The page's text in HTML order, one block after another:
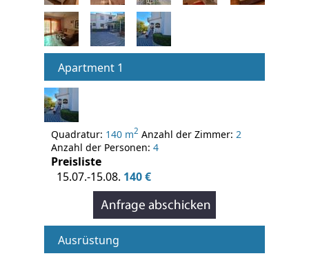
Apartment 1
Quadratur: 140 m2 Anzahl der Zimmer: 2
Anzahl der Personen: 4
Preisliste
15.07.-15.08. 140 €
Ausrüstung